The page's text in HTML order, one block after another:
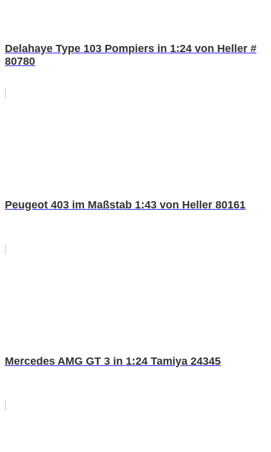
Delahaye Type 103 Pompiers in 1:24 von Heller #
80780
Peugeot 403 im Maßstab 1:43 von Heller 80161
Mercedes AMG GT 3 in 1:24 Tamiya 24345